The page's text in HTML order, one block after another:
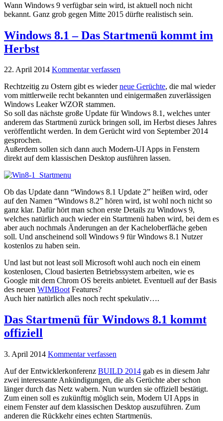
Wann Windows 9 verfügbar sein wird, ist aktuell noch nicht
bekannt. Ganz grob gegen Mitte 2015 dürfte realistisch sein.
Windows 8.1 – Das Startmenü kommt im
Herbst
22. April 2014 Kommentar verfassen
Rechtzeitig zu Ostern gibt es wiederneue Gerüchte, die mal wieder
vom mittlerweile recht bekannten und einigermaßen zuverlässigen
Windows Leaker WZOR stammen.
So soll das nächste große Update für Windows 8.1, welches unter
anderem das Startmenü zurück bringen soll, im Herbst dieses Jahres
veröffentlicht werden. In dem Gerücht wird von September 2014
gesprochen.
Außerdem sollen sich dann auch Modern-UI Apps in Fenstern
direkt auf dem klassischen Desktop ausführen lassen.
Ob das Update dann “Windows 8.1 Update 2” heißen wird, oder
auf den Namen “Windows 8.2” hören wird, ist wohl noch nicht so
ganz klar. Dafür hört man schon erste Details zu Windows 9,
welches natürlich auch wieder ein Startmenü haben wird, bei dem es
aber auch nochmals Änderungen an der Kacheloberfläche geben
soll. Und anscheinend soll Windows 9 für Windows 8.1 Nutzer
kostenlos zu haben sein.
Und last but not least soll Microsoft wohl auch noch ein einem
kostenlosen, Cloud basierten Betriebssystem arbeiten, wie es
Google mit dem Chrom OS bereits anbietet. Eventuell auf der Basis
des neuen WIMBootFeatures?
Auch hier natürlich alles noch recht spekulativ….
Das Startmenü für Windows 8.1 kommt
offiziell
3. April 2014 Kommentar verfassen
Auf der Entwicklerkonferenz BUILD 2014 gab es in diesem Jahr
zwei interessante Ankündigungen, die als Gerüchte aber schon
länger durch das Netz wabern. Nun wurden sie offiziell bestätigt.
Zum einen soll es zukünftig möglich sein, Modern UI Apps in
einem Fenster auf dem klassischen Desktop auszuführen. Zum
anderen die Rückkehr eines echten Startmenüs.